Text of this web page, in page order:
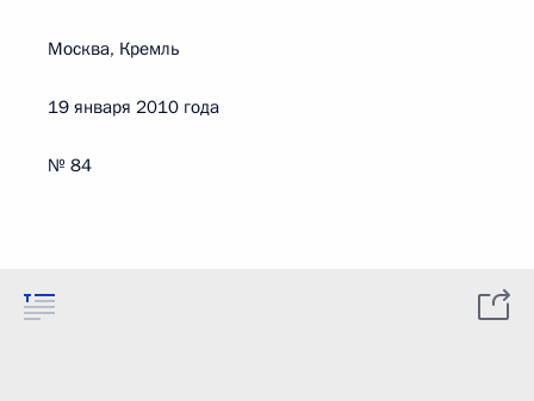
Москва, Кремль
19 января 2010 года
№ 84